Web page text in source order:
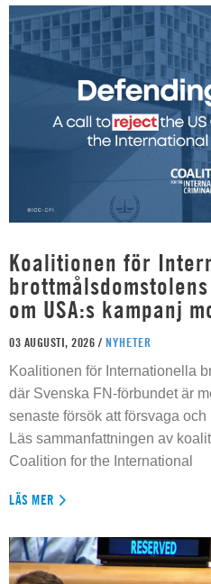
Koalitionen för
om USA:s kampanj
03 AUGUSTI, 2026 / NYHETER
Koalitionen för Internationella
där Svenska FN-förbundet är
senaste försök att försvaga
Läs sammanfattningen av
Coalition for the International
LÄS MER